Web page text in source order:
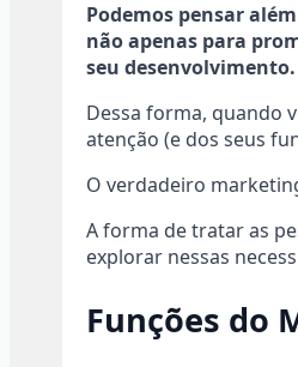
Podemos pensar
não apenas para
seu desenvolvimento.
Dessa forma, quando
atenção (e dos seus
O verdadeiro
A forma de tratar as
explorar nessas
Funções do